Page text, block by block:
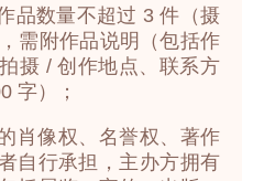
品数量不超过 3 件（摄
需附作品说明（包括作
摄 / 创作地点、联系方
字）；
肖像权、名誉权、著作
自行承担，主办方拥有